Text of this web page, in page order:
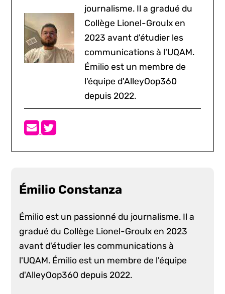
journalisme. Il a gradué du
Collège Lionel-Groulx en
2023 avant d'étudier les
communications à l'UQAM.
Émilio est un membre de
l'équipe d'AlleyOop360
depuis 2022.
Émilio Constanza
Émilio est un passionné du journalisme. Il a
gradué du Collège Lionel-Groulx en 2023
avant d'étudier les communications à
l'UQAM. Émilio est un membre de l'équipe
d'AlleyOop360 depuis 2022.